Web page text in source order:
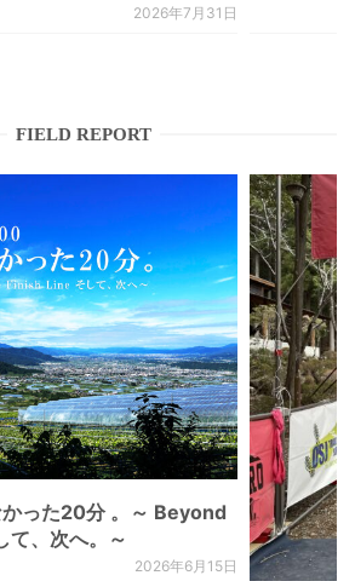
2026年7月31日
FIELD REPORT
った20分 。～ Beyond
、次へ。～
2026年6月15日